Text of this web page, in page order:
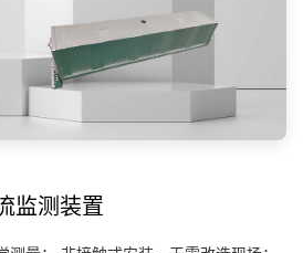
监测装置